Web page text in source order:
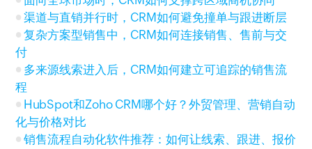
渠道与直销并行时，CRM如何避免撞单与跟进断层
复杂方案型销售中，CRM如何连接销售、售前与交
付
多来源线索进入后，CRM如何建立可追踪的销售流
程
HubSpot和Zoho CRM哪个好？外贸管理、营销自动
化与价格对比
销售流程自动化软件推荐：如何让线索、跟进、报价